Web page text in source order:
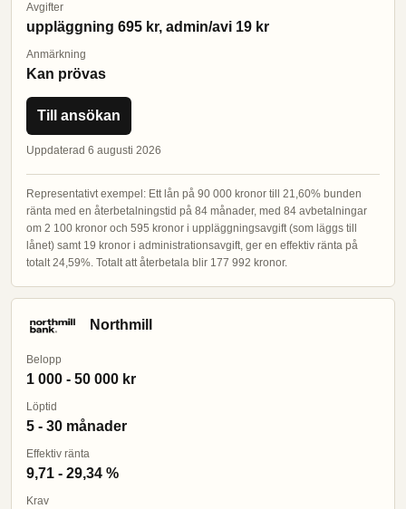
Avgifter
uppläggning 695 kr, admin/avi 19 kr
Anmärkning
Kan prövas
Till ansökan
Uppdaterad 6 augusti 2026
Representativt exempel: Ett lån på 90 000 kronor till 21,60% bunden
ränta med en återbetalningstid på 84 månader, med 84 avbetalningar
om 2 100 kronor och 595 kronor i uppläggningsavgift (som läggs till
lånet) samt 19 kronor i administrationsavgift, ger en effektiv ränta på
totalt 24,59%. Totalt att återbetala blir 177 992 kronor.
Northmill
Belopp
1 000 - 50 000 kr
Löptid
5 - 30 månader
Effektiv ränta
9,71 - 29,34 %
Krav